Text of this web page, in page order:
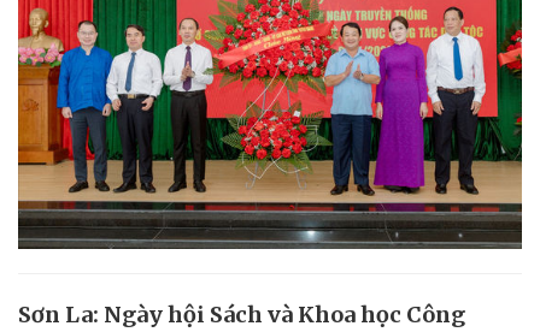
Sơn La: Ngày hội Sách và Khoa học Công